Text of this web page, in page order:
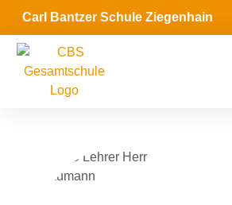
Carl Bantzer Schule Ziegenhain